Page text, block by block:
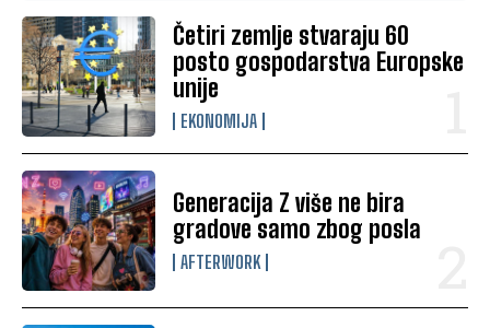
Četiri zemlje stvaraju 60
posto gospodarstva Europske
unije
EKONOMIJA
Generacija Z više ne bira
gradove samo zbog posla
AFTERWORK